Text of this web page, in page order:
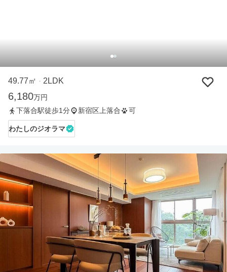
49.77㎡ ・ 2LDK
6,180万円
下落合駅徒歩1分
新宿区上落合 可
わたしのジオラマ